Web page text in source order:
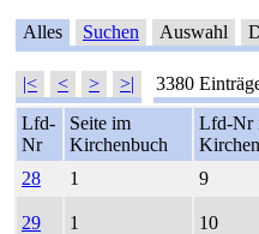
Alles Suchen Auswahl
|< < > >| 3380
Lfd-
Nr
Seite im
Kirchenbuch
Lfd-Nr
28
1 9
29 1 10